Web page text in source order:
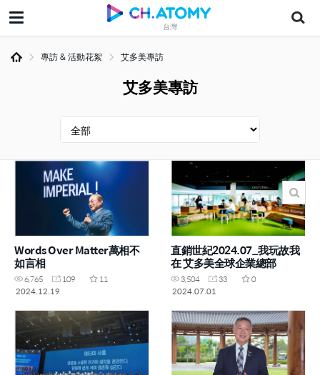
台灣
專訪 & 活動花絮 艾多美專訪
艾多美專訪
Words Over Matter萬相不
如言相
6,765 109
11
2024.12.19
直銷世紀2024.07_我玩故我
在 艾多美全球企業總部
3,504 33
0
2024.07.01